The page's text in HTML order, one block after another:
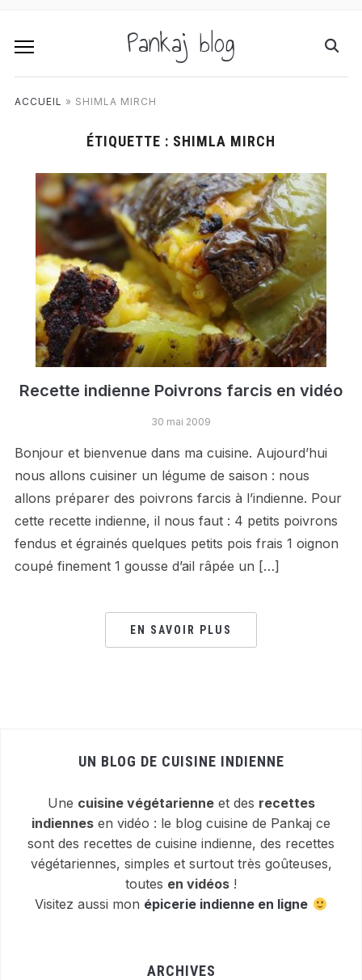
Pankaj blog
ACCUEIL » SHIMLA MIRCH
ÉTIQUETTE : SHIMLA MIRCH
Recette indienne Poivrons farcis en vidéo
30 mai 2009
Bonjour et bienvenue dans ma cuisine. Aujourd’hui
nous allons cuisiner un légume de saison : nous
allons préparer des poivrons farcis à l’indienne. Pour
cette recette indienne, il nous faut : 4 petits poivrons
fendus et égrainés quelques petits pois frais 1 oignon
coupé finement 1 gousse d’ail râpée un […]
EN SAVOIR PLUS
UN BLOG DE CUISINE INDIENNE
Une cuisine végétarienneet des recettes
indiennes en vidéo : le blog cuisine de Pankaj ce
sont des recettes de cuisine indienne, des recettes
végétariennes, simples et surtout très goûteuses,
toutes en vidéos !
Visitez aussi mon épicerie indienne en ligne
ARCHIVES